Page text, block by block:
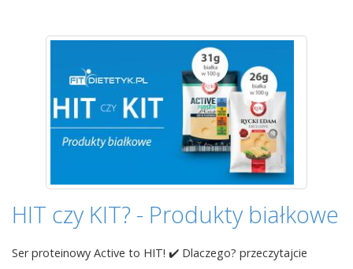
HIT czy KIT? - Produkty białkowe
Ser proteinowy Active to HIT! ✔️ Dlaczego? przeczytajcie